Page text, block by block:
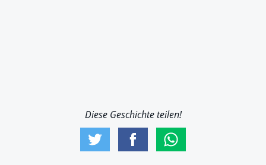
Diese Geschichte teilen!